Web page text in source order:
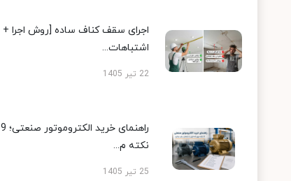
اجرای سقف کناف ساده [روش اجرا +
اشتباهات...
22 تیر 1405
راهنمای خرید الکتروموتور صنعتی؛ 9
نکته م...
25 تیر 1405